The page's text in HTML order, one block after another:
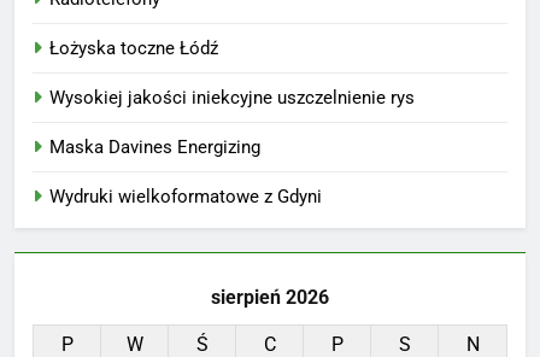
Łożyska toczne Łódź
Wysokiej jakości iniekcyjne uszczelnienie rys
Maska Davines Energizing
Wydruki wielkoformatowe z Gdyni
sierpień 2026
P W Ś C P S
N